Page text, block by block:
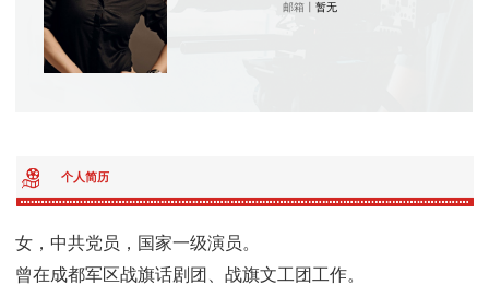
邮箱丨暂无
个人简历
女，中共党员，国家一级演员。
曾在成都军区战旗话剧团、战旗文工团工作。